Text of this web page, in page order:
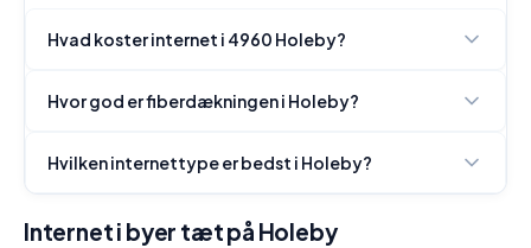
Hvad koster internet i 4960 Holeby?
Hvor god er fiberdækningen i Holeby?
Hvilken internettype er bedst i Holeby?
Internet i byer tæt på Holeby